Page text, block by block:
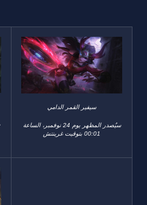
سيفير القمر الدامي
سيُصدر المظهر يوم 24 نوفمبر، الساعة
00:01 بتوقيت غرينتش